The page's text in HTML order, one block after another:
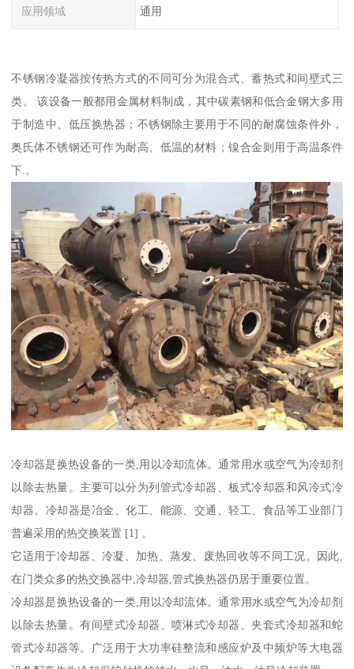
应用领域 通用
不锈钢冷凝器按传热方式的不同可分为混合式、蓄热式和间壁式三
类。 该设备一般都用金属材料制成，其中碳素钢和低合金钢大多用
于制造中、低压换热器；不锈钢除主要用于不同的耐腐蚀条件外，
奥氏体不锈钢还可作为耐高、低温的材料；镍合金则用于高温条件
下.。
冷却器是换热设备的一类,用以冷却流体。通常用水或空气为冷却剂
以除去热量。主要可以分为列管式冷却器、板式冷却器和风冷式冷
却器。冷却器是冶金、化工、能源、交通、轻工、食品等工业部门
普遍采用的热交换装置 [1] 。
它适用于冷却器、冷凝、加热、蒸发、废热回收等不同工况。因此,
在门类众多的热交换器中,冷却器,管式换热器仍居于重要位置。
冷却器是换热设备的一类,用以冷却流体。通常用水或空气为冷却剂
以除去热量。有间壁式冷却器、喷淋式冷却器、夹套式冷却器和蛇
管式冷却器等。广泛用于大功率硅整流和感应炉及中频炉等大电器